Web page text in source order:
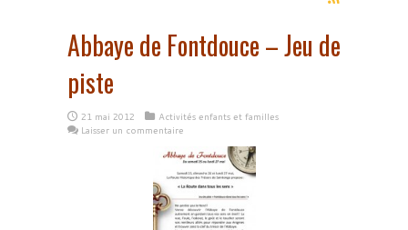
Abbaye de Fontdouce – Jeu de
piste
21 mai 2012
Activités enfants et familles
Laisser un commentaire